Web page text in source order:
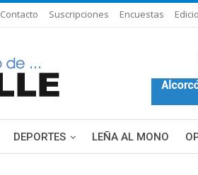
Contacto Suscripciones Encuestas
DEPORTES LEÑA AL MONO